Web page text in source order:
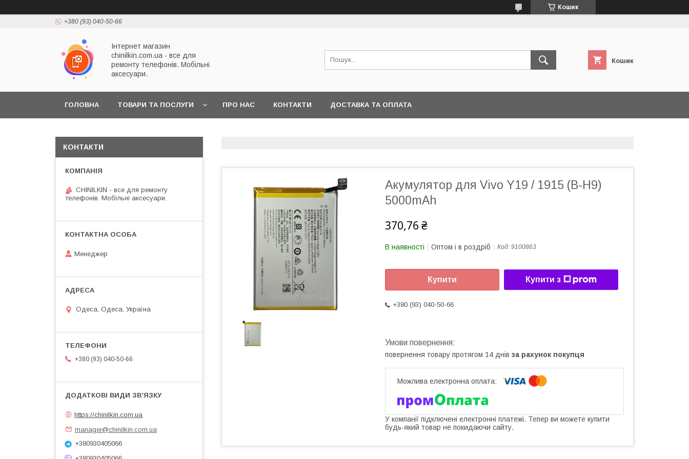
Кошик
+380 (93) 040-50-66
Інтернет магазин
chinilkin.com.ua - все для
ремонту телефонів. Мобільні
аксесуари.
Кошик
ГОЛОВНА ТОВАРИ ТА ПОСЛУГИ ПРО НАС КОНТАКТИ ДОСТАВКА ТА ОПЛАТА
Акумулятор для Vivo Y19 / 1915 (B-H9)
5000mAh
370,76 ₴
В наявності Оптом і в роздріб Код: 9100863
Купити Купити з
+380 (93) 040-50-66
повернення товару протягом 14 днів за рахунок покупця
У компанії підключені електронні платежі. Тепер ви можете купити
будь-який товар не покидаючи сайту.
КОНТАКТИ
CHINILKIN - все для ремонту
телефонів. Мобільні аксесуари.
Менеджер
Одеса, Одеса, Україна
+380 (93) 040-50-66
https://chinilkin.com.ua
manager@chinilkin.com.ua
+380930405066